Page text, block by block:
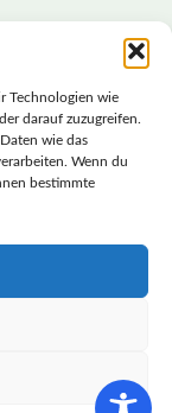
Technologien wie
darauf zuzugreifen.
wie das
Wenn du
bestimmte
*
–